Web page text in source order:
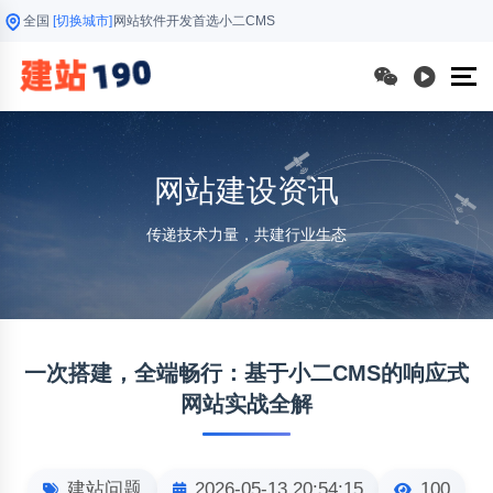
全国 [切换城市] 网站软件开发首选小二CMS
网站建设资讯
传递技术力量，共建行业生态
一次搭建，全端畅行：基于小二CMS的响应式
网站实战全解